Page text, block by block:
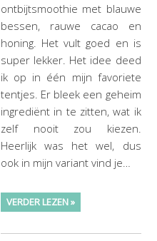
ontbijtsmoothie met blauwe
bessen, rauwe cacao en
honing. Het vult goed en is
super lekker. Het idee deed
ik op in één mijn favoriete
tentjes. Er bleek een geheim
ingrediënt in te zitten, wat ik
zelf nooit zou kiezen.
Heerlijk was het wel, dus
ook in mijn variant vind je…
VERDER LEZEN »